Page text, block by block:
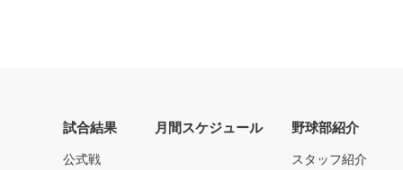
試合結果
公式戦
月間スケジュール 野球部紹介
スタッフ紹介